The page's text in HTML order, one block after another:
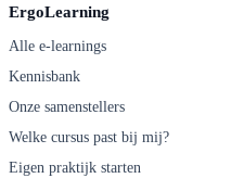
ErgoLearning
Alle e-learnings
Kennisbank
Onze samenstellers
Welke cursus past bij mij?
Eigen praktijk starten